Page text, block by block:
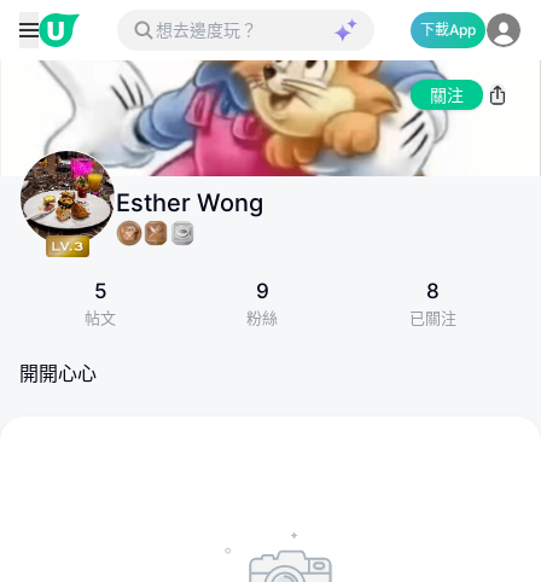
下載App
關注
Esther Wong
5
帖文
9
粉絲
8
已關注
開開心心